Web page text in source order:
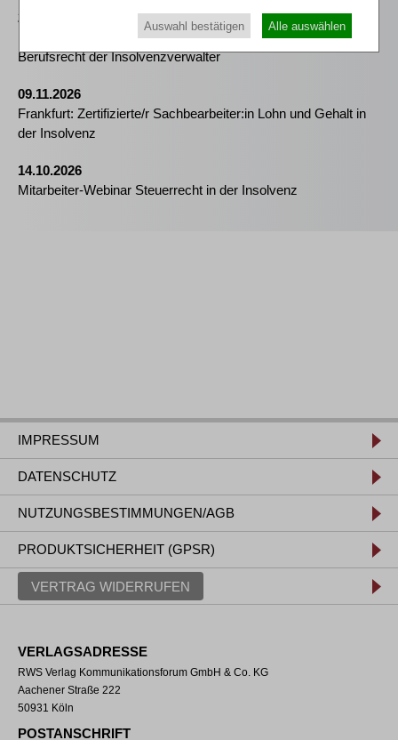
25.08.2026
Praktiker-Webinar Vom Listenplatz zur Zulassung – Das neue
Berufsrecht der Insolvenzverwalter
09.11.2026
Frankfurt: Zertifizierte/r Sachbearbeiter:in Lohn und Gehalt in
der Insolvenz
14.10.2026
Mitarbeiter-Webinar Steuerrecht in der Insolvenz
IMPRESSUM
DATENSCHUTZ
NUTZUNGSBESTIMMUNGEN/AGB
PRODUKTSICHERHEIT (GPSR)
VERTRAG WIDERRUFEN
VERLAGSADRESSE
RWS Verlag Kommunikationsforum GmbH & Co. KG
Aachener Straße 222
50931 Köln
POSTANSCHRIFT
Auswahl bestätigen Alle auswählen